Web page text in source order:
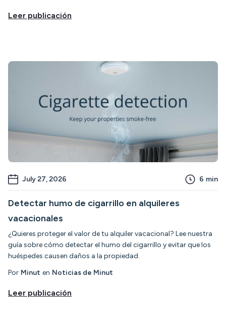
Leer publicación
July 27, 2026 6 min
Detectar humo de cigarrillo en alquileres
vacacionales
¿Quieres proteger el valor de tu alquiler vacacional? Lee nuestra
guía sobre cómo detectar el humo del cigarrillo y evitar que los
huéspedes causen daños a la propiedad.
Por Minut en Noticias de Minut
Leer publicación